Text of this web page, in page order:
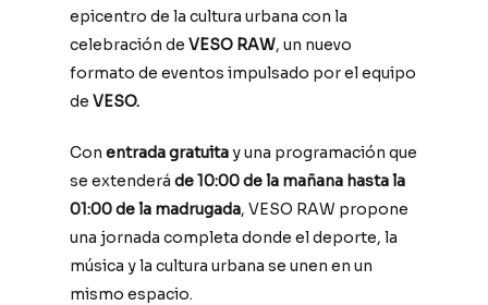
epicentro de la cultura urbana con la
celebración deVESO RAW, un nuevo
formato de eventos impulsado por el equipo
deVESO.
Conentrada gratuitay una programación que
se extenderáde 10:00 de la mañana hasta la
01:00 de la madrugada, VESO RAW propone
una jornada completa donde el deporte, la
música y la cultura urbana se unen en un
mismo espacio.